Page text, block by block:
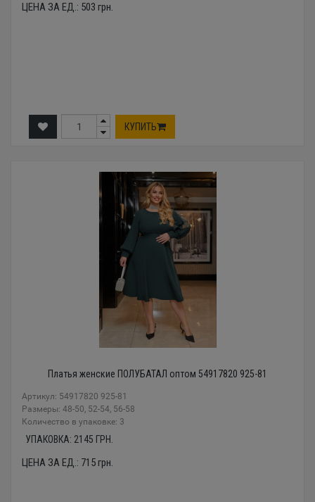
ЦЕНА ЗА ЕД.: 503 грн.
КУПИТЬ
Платья женские ПОЛУБАТАЛ оптом 54917820 925-81
Артикул: 54917820 925-81
Размеры: 48-50, 52-54, 56-58
Количество в упаковке: 3
УПАКОВКА: 2145 ГРН.
ЦЕНА ЗА ЕД.: 715грн.